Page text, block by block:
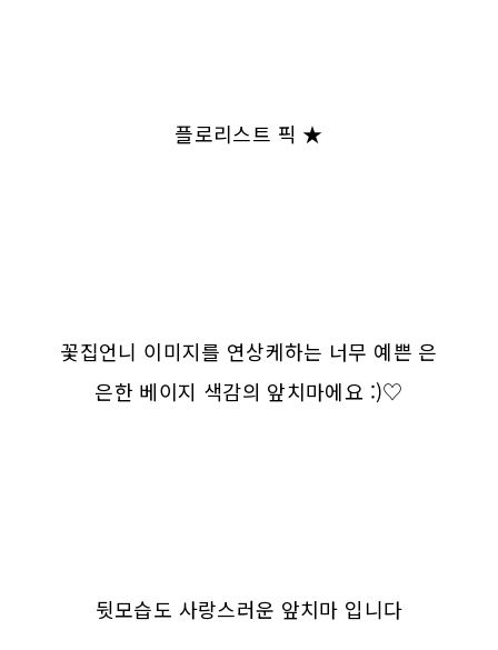
플로리스트 픽 ★
꽃집언니 이미지를 연상케하는 너무 예쁜 은
은한 베이지 색감의 앞치마에요 :)♡
뒷모습도 사랑스러운 앞치마 입니다